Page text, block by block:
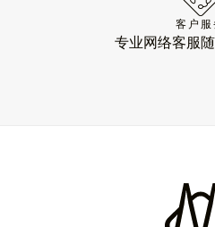
客户服
专业网络客服